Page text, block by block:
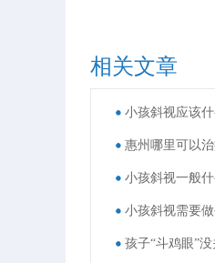
相关文章
小孩斜视应该
惠州哪里可以
小孩斜视一般
小孩斜视需要
孩子“斗鸡眼”